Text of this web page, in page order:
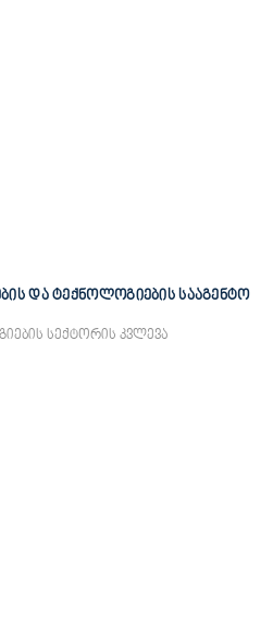
და ტექნოლოგიების სააგენტო
სექტორის კვლევა